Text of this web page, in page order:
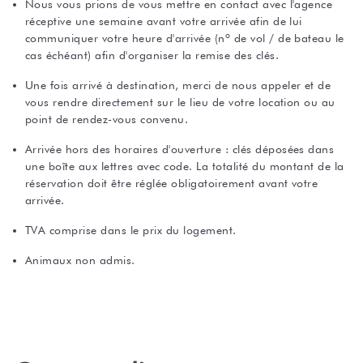
Nous vous prions de vous mettre en contact avec l'agence
réceptive une semaine avant votre arrivée afin de lui
communiquer votre heure d'arrivée (nº de vol / de bateau le
cas échéant) afin d'organiser la remise des clés.
Une fois arrivé à destination, merci de nous appeler et de
vous rendre directement sur le lieu de votre location ou au
point de rendez-vous convenu.
Arrivée hors des horaires d'ouverture : clés déposées dans
une boîte aux lettres avec code. La totalité du montant de la
réservation doit être réglée obligatoirement avant votre
arrivée.
TVA comprise dans le prix du logement.
Animaux non admis.